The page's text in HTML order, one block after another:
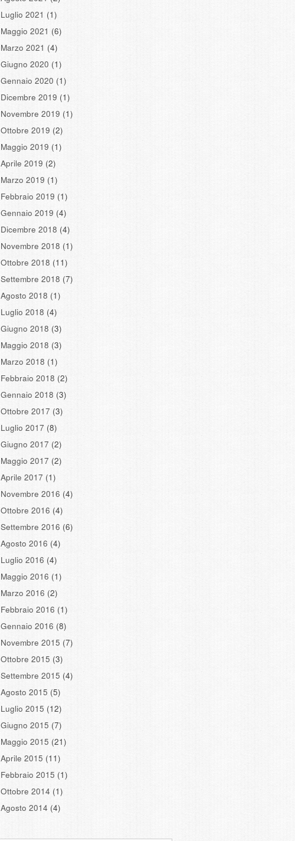
Luglio 2021 (1)
Maggio 2021 (6)
Marzo 2021 (4)
Giugno 2020 (1)
Gennaio 2020 (1)
Dicembre 2019 (1)
Novembre 2019 (1)
Ottobre 2019 (2)
Maggio 2019 (1)
Aprile 2019 (2)
Marzo 2019 (1)
Febbraio 2019 (1)
Gennaio 2019 (4)
Dicembre 2018 (4)
Novembre 2018 (1)
Ottobre 2018 (11)
Settembre 2018 (7)
Agosto 2018 (1)
Luglio 2018 (4)
Giugno 2018 (3)
Maggio 2018 (3)
Marzo 2018 (1)
Febbraio 2018 (2)
Gennaio 2018 (3)
Ottobre 2017 (3)
Luglio 2017 (8)
Giugno 2017 (2)
Maggio 2017 (2)
Aprile 2017 (1)
Novembre 2016 (4)
Ottobre 2016 (4)
Settembre 2016 (6)
Agosto 2016 (4)
Luglio 2016 (4)
Maggio 2016 (1)
Marzo 2016 (2)
Febbraio 2016 (1)
Gennaio 2016 (8)
Novembre 2015 (7)
Ottobre 2015 (3)
Settembre 2015 (4)
Agosto 2015 (5)
Luglio 2015 (12)
Giugno 2015 (7)
Maggio 2015 (21)
Aprile 2015 (11)
Febbraio 2015 (1)
Ottobre 2014 (1)
Agosto 2014 (4)